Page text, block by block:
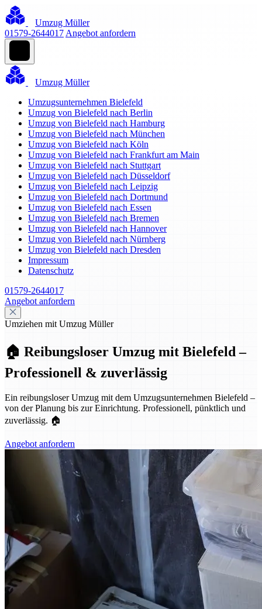
Umzug Müller
01579-2644017 Angebot anfordern
Umzug Müller
Umzugsunternehmen Bielefeld
Umzug von Bielefeld nach Berlin
Umzug von Bielefeld nach Hamburg
Umzug von Bielefeld nach München
Umzug von Bielefeld nach Köln
Umzug von Bielefeld nach Frankfurt am Main
Umzug von Bielefeld nach Stuttgart
Umzug von Bielefeld nach Düsseldorf
Umzug von Bielefeld nach Leipzig
Umzug von Bielefeld nach Dortmund
Umzug von Bielefeld nach Essen
Umzug von Bielefeld nach Bremen
Umzug von Bielefeld nach Hannover
Umzug von Bielefeld nach Nürnberg
Umzug von Bielefeld nach Dresden
Impressum
Datenschutz
01579-2644017
Angebot anfordern
Umziehen mit Umzug Müller
🏠 Reibungsloser Umzug mit Bielefeld –
Professionell & zuverlässig
Ein reibungsloser Umzug mit dem Umzugsunternehmen Bielefeld –
von der Planung bis zur Einrichtung. Professionell, pünktlich und
zuverlässig. 🏠
Angebot anfordern